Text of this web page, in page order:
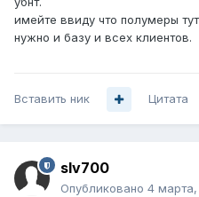
имейте ввиду что полумеры
нужно и базу и всех клиентов.
Вставить ник Цитата
slv700
Опубликовано 4 марта,